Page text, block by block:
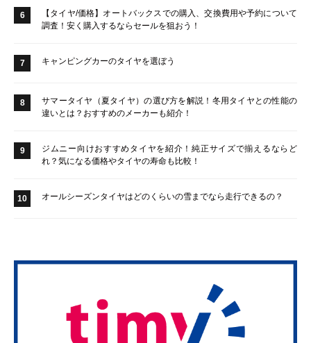
6
【タイヤ/価格】オートバックスでの購入、交換費用や予約について
調査！安く購入するならセールを狙おう！
7 キャンピングカーのタイヤを選ぼう
8
サマータイヤ（夏タイヤ）の選び方を解説！冬用タイヤとの性能の
違いとは？おすすめのメーカーも紹介！
9
ジムニー向けおすすめタイヤを紹介！純正サイズで揃えるならど
れ？気になる価格やタイヤの寿命も比較！
10 オールシーズンタイヤはどのくらいの雪までなら走行できるの？